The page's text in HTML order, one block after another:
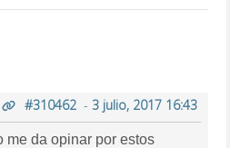
#310462- 3 julio, 2017 16:43
me da opinar por estos